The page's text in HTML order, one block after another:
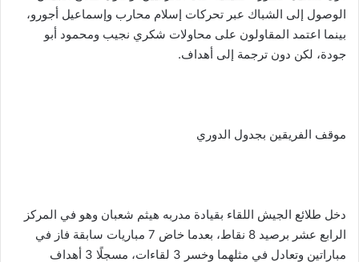
الوصول إلى الشباك عبر تحركات إسلام محارب وإسماعيل أجورو،
بينما اعتمد المقاولون على محاولات شكري نجيب ومحمود أبو
جودة، لكن دون ترجمة إلى أهداف.
موقف الفريقين بجدول الدوري
دخل طلائع الجيش اللقاء بقيادة مدربه هيثم شعبان وهو في المركز
الرابع عشر برصيد 8 نقاط، بعدما خاض 7 مباريات سابقة فاز في
مباراتين وتعادل في مثلهما وخسر 3 لقاءات، مسجلًا 3 أهداف